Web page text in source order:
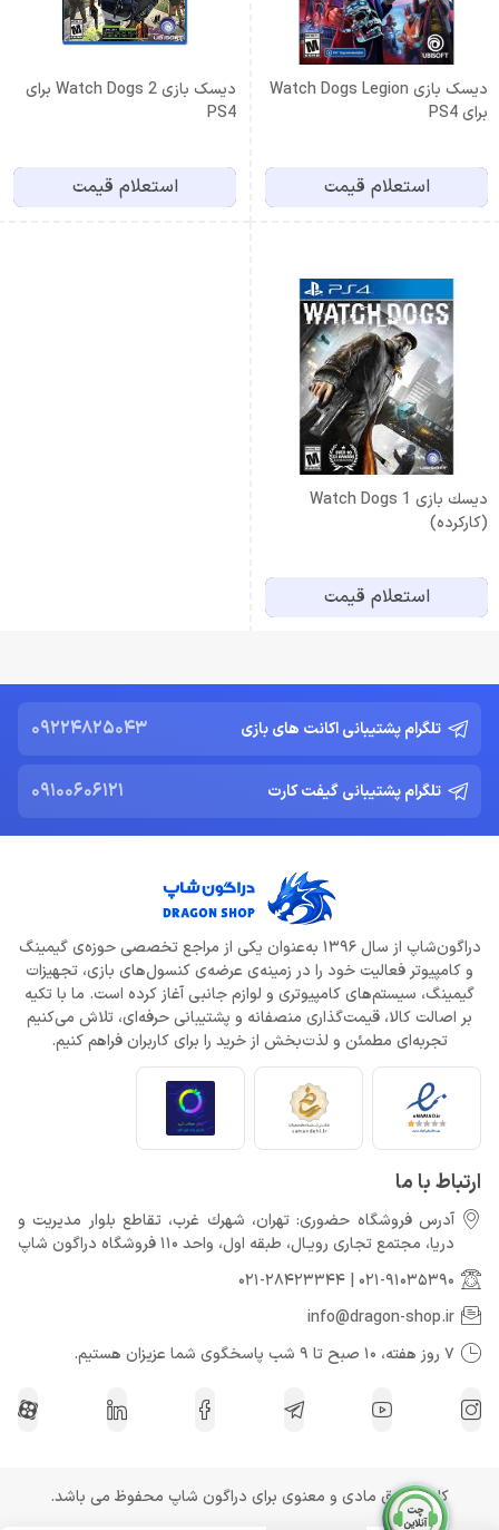
دیسک بازی Watch Dogs Legion
برای PS4
استعلام قیمت
دیسک بازی Watch Dogs 2 برای
PS4
استعلام قیمت
ديسك بازی Watch Dogs 1
(کارکرده)
استعلام قیمت
تلگرام پشتیبانی اکانت های بازی 09224825043
تلگرام پشتیبانی گیفت کارت 09100606121
دراگون‌شاپ از سال 1396 به‌عنوان یکی از مراجع تخصصی حوزه‌ی گیمینگ
و کامپیوتر فعالیت خود را در زمینه‌ی عرضه‌ی کنسول‌های بازی، تجهیزات
گیمینگ، سیستم‌های کامپیوتری و لوازم جانبی آغاز کرده است. ما با تکیه
بر اصالت کالا، قیمت‌گذاری منصفانه و پشتیبانی حرفه‌ای، تلاش می‌کنیم
تجربه‌ای مطمئن و لذت‌بخش از خرید را برای کاربران فراهم کنیم.
ارتباط با ما
آدرس فروشگاه حضوری: تهران، شهرك غرب، تقاطع بلوار مدیریت و
دريا، مجتمع تجارى رويـال، طبقه اول، واحد 110 فروشگاه دراگون شاپ
021-91035390
021-28423344
info@dragon-shop.ir
7 روز هفته، 10 صبح تا 9 شب پاسخگوی شما عزیزان هستیم.
کلیه حقوق مادی و معنوی برای دراگون شاپ محفوظ می باشد.